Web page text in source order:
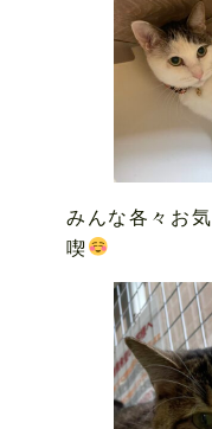
みんな各々お
喫